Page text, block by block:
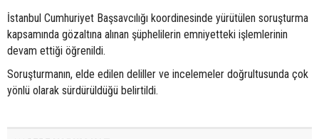
İstanbul Cumhuriyet Başsavcılığı koordinesinde yürütülen soruşturma
kapsamında gözaltına alınan şüphelilerin emniyetteki işlemlerinin
devam ettiği öğrenildi.
Soruşturmanın, elde edilen deliller ve incelemeler doğrultusunda çok
yönlü olarak sürdürüldüğü belirtildi.